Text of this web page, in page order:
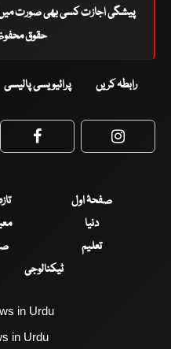
پیشگی اجازت کسی بھی صورت میں
حقوق محفوظ
رابطہ کریں پرائیویسی پالیسی
Facebook
صفحۂ اول
دنیا
تعلیم
ٹیکنالوجی
in Urdu
in Urdu